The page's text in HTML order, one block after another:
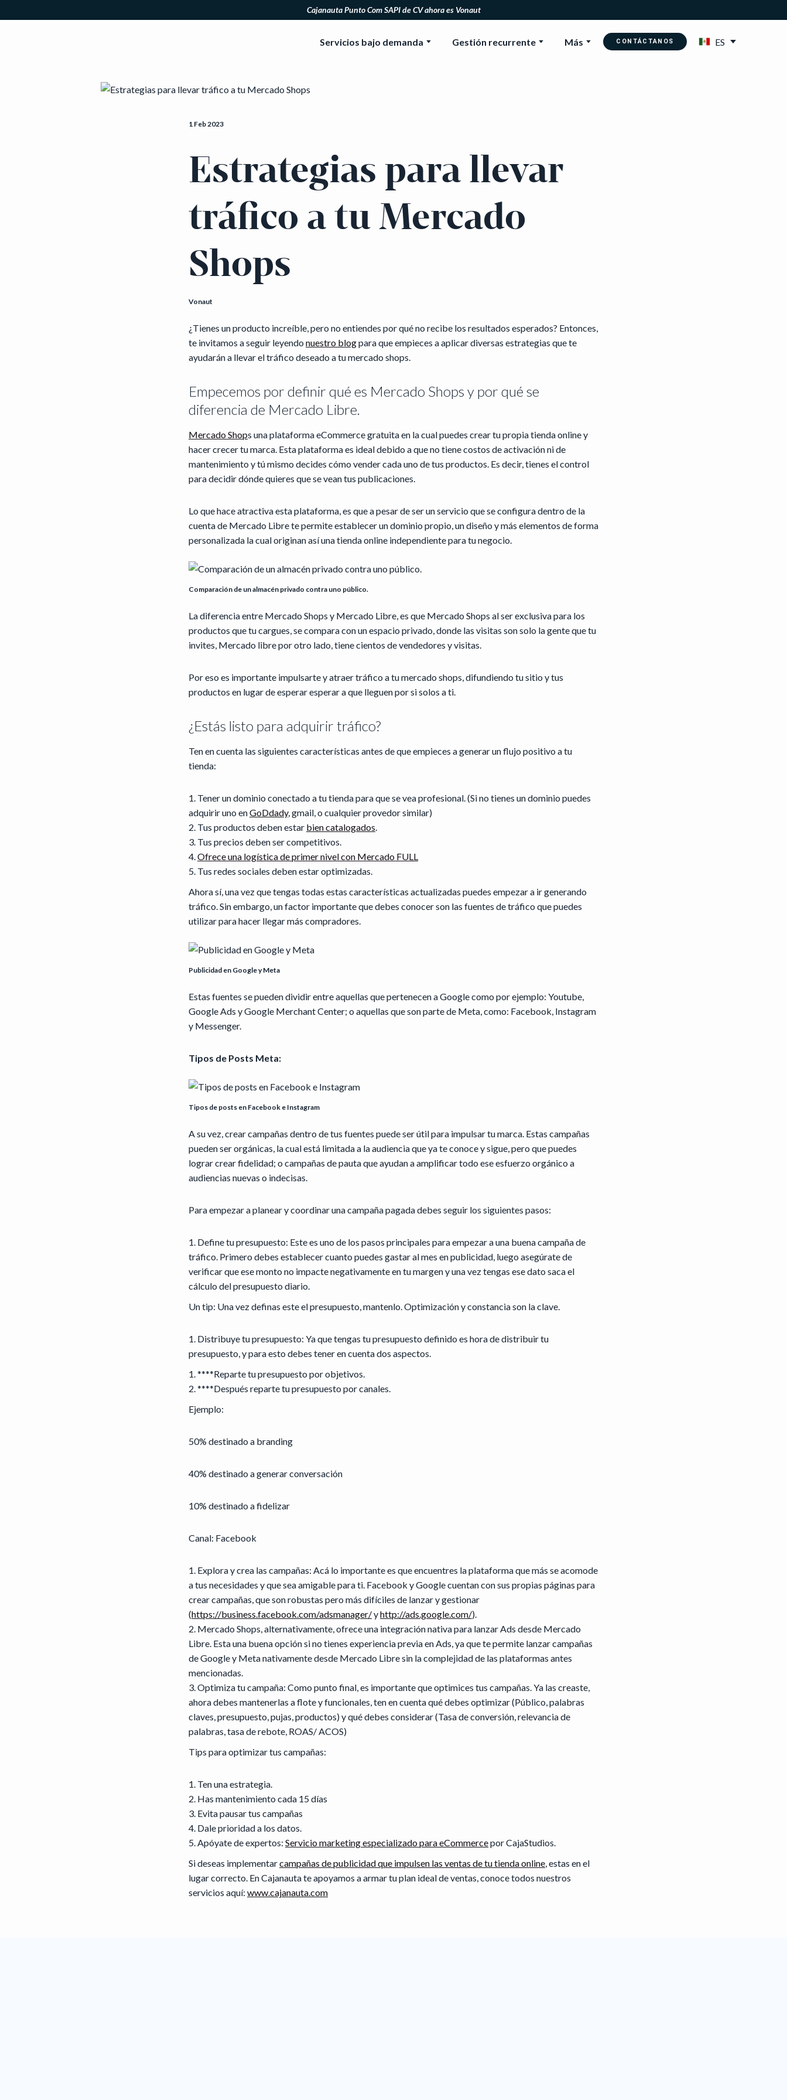
Cajanauta Punto Com SAPI de CV ahora es Vonaut
Servicios bajo demanda Gestión recurrente Más CONTÁCTANOS ES
1 Feb 2023
Estrategias para llevar
tráfico a tu Mercado
Shops
Vonaut
¿Tienes un producto increíble, pero no entiendes por qué no recibe los resultados esperados? Entonces,
te invitamos a seguir leyendo nuestro blogpara que empieces a aplicar diversas estrategias que te
ayudarán a llevar el tráfico deseado a tu mercado shops.
Empecemos por definir qué es Mercado Shops y por qué se
diferencia de Mercado Libre.
Mercado Shops una plataforma eCommerce gratuita en la cual puedes crear tu propia tienda online y
hacer crecer tu marca. Esta plataforma es ideal debido a que no tiene costos de activación ni de
mantenimiento y tú mismo decides cómo vender cada uno de tus productos. Es decir, tienes el control
para decidir dónde quieres que se vean tus publicaciones.
Lo que hace atractiva esta plataforma, es que a pesar de ser un servicio que se configura dentro de la
cuenta de Mercado Libre te permite establecer un dominio propio, un diseño y más elementos de forma
personalizada la cual originan así una tienda online independiente para tu negocio.
Comparación de un almacén privado contra uno público.
La diferencia entre Mercado Shops y Mercado Libre, es que Mercado Shops al ser exclusiva para los
productos que tu cargues, se compara con un espacio privado, donde las visitas son solo la gente que tu
invites, Mercado libre por otro lado, tiene cientos de vendedores y visitas.
Por eso es importante impulsarte y atraer tráfico a tu mercado shops, difundiendo tu sitio y tus
productos en lugar de esperar esperar a que lleguen por si solos a ti.
¿Estás listo para adquirir tráfico?
Ten en cuenta las siguientes características antes de que empieces a generar un flujo positivo a tu
tienda:
Tener un dominio conectado a tu tienda para que se vea profesional. (Si no tienes un dominio puedes
adquirir uno enGoDdady, gmail, o cualquier provedor similar)
Tus productos deben estar bien catalogados.
Tus precios deben ser competitivos.
Ofrece una logística de primer nivel con Mercado FULL
Tus redes sociales deben estar optimizadas.
Ahora sí, una vez que tengas todas estas características actualizadas puedes empezar a ir generando
tráfico. Sin embargo, un factor importante que debes conocer son las fuentes de tráfico que puedes
utilizar para hacer llegar más compradores.
Publicidad en Google y Meta
Estas fuentes se pueden dividir entre aquellas que pertenecen a Google como por ejemplo: Youtube,
Google Ads y Google Merchant Center; o aquellas que son parte de Meta, como: Facebook, Instagram
y Messenger.
Tipos de Posts Meta:
Tipos de posts en Facebook e Instagram
A su vez, crear campañas dentro de tus fuentes puede ser útil para impulsar tu marca. Estas campañas
pueden ser orgánicas, la cual está limitada a la audiencia que ya te conoce y sigue, pero que puedes
lograr crear fidelidad; o campañas de pauta que ayudan a amplificar todo ese esfuerzo orgánico a
audiencias nuevas o indecisas.
Para empezar a planear y coordinar una campaña pagada debes seguir los siguientes pasos:
Define tu presupuesto: Este es uno de los pasos principales para empezar a una buena campaña de
tráfico. Primero debes establecer cuanto puedes gastar al mes en publicidad, luego asegúrate de
verificar que ese monto no impacte negativamente en tu margen y una vez tengas ese dato saca el
cálculo del presupuesto diario.
Un tip: Una vez definas este el presupuesto, mantenlo. Optimización y constancia son la clave.
Distribuye tu presupuesto: Ya que tengas tu presupuesto definido es hora de distribuir tu
presupuesto, y para esto debes tener en cuenta dos aspectos.
****Reparte tu presupuesto por objetivos.
****Después reparte tu presupuesto por canales.
Ejemplo:
50% destinado a branding
40% destinado a generar conversación
10% destinado a fidelizar
Canal: Facebook
Explora y crea las campañas: Acá lo importante es que encuentres la plataforma que más se acomode
a tus necesidades y que sea amigable para ti. Facebook y Google cuentan con sus propias páginas para
crear campañas, que son robustas pero más difíciles de lanzar y gestionar
(https://business.facebook.com/adsmanager/yhttp://ads.google.com/).
Mercado Shops, alternativamente, ofrece una integración nativa para lanzar Ads desde Mercado
Libre. Esta una buena opción si no tienes experiencia previa en Ads, ya que te permite lanzar campañas
de Google y Meta nativamente desde Mercado Libre sin la complejidad de las plataformas antes
mencionadas.
Optimiza tu campaña: Como punto final, es importante que optimices tus campañas. Ya las creaste,
ahora debes mantenerlas a flote y funcionales, ten en cuenta qué debes optimizar (Público, palabras
claves, presupuesto, pujas, productos) y qué debes considerar (Tasa de conversión, relevancia de
palabras, tasa de rebote, ROAS/ ACOS)
Tips para optimizar tus campañas:
Ten una estrategia.
Has mantenimiento cada 15 días
Evita pausar tus campañas
Dale prioridad a los datos.
Apóyate de expertos: Servicio marketing especializado para eCommercepor CajaStudios.
Si deseas implementarcampañas de publicidad que impulsen las ventas de tu tienda online, estas en el
lugar correcto. En Cajanauta te apoyamos a armar tu plan ideal de ventas, conoce todos nuestros
servicios aquí: www.cajanauta.com